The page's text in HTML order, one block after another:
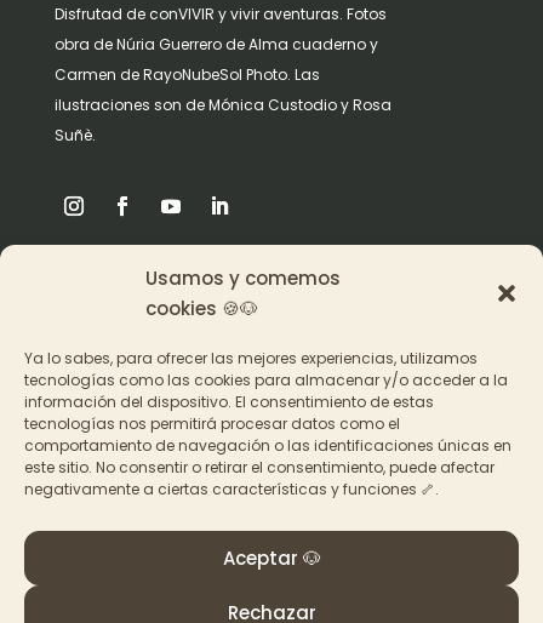
Usamos y comemos
cookies 🍪🐶
Ya lo sabes, para ofrecer las mejores experiencias, utilizamos
tecnologías como las cookies para almacenar y/o acceder a la
información del dispositivo. El consentimiento de estas
tecnologías nos permitirá procesar datos como el
comportamiento de navegación o las identificaciones únicas en
este sitio. No consentir o retirar el consentimiento, puede afectar
negativamente a ciertas características y funciones 🦴.
Aceptar 🐶
Rechazar
Disfrutad de conVIVIR y vivir aventuras. Fotos
obra de Núria Guerrero de Alma cuaderno y
Carmen de RayoNubeSol Photo. Las
ilustraciones son de Mónica Custodio y Rosa
Suñè.
Acceder a los cursos
Contacto
© PAT Educadora Canina, Galicia